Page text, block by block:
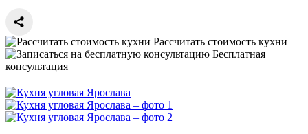
Рассчитать стоимость кухни
Бесплатная
консультация